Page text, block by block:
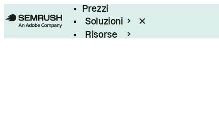
Prezzi
Soluzioni
Risorse